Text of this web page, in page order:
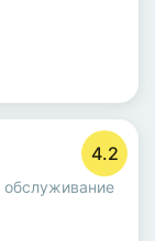
4.2
обслуживание